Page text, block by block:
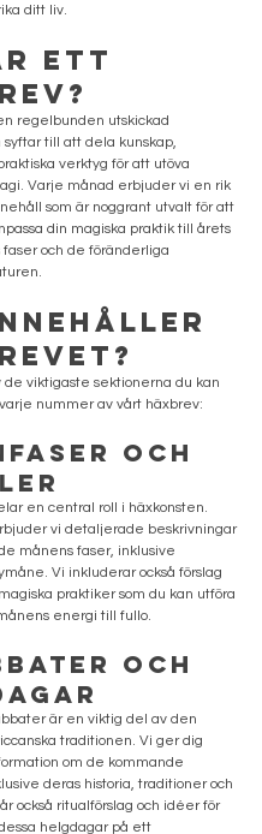
ditt liv.
ett
regelbunden utskickad
syftar till att dela kunskap,
verktyg för att utöva
Varje månad erbjuder vi en rik
som är noggrant utvalt för att
din magiska praktik till årets
och de föränderliga
de viktigaste sektionerna du kan
nummer av vårt häxbrev:
och
en central roll i häxkonsten.
vi detaljerade beskrivningar
månens faser, inklusive
Vi inkluderar också förslag
praktiker som du kan utföra
energi till fullo.
och
är en viktig del av den
traditionen. Vi ger dig
om de kommande
deras historia, traditioner och
också ritualförslag och idéer för
helgdagar på ett